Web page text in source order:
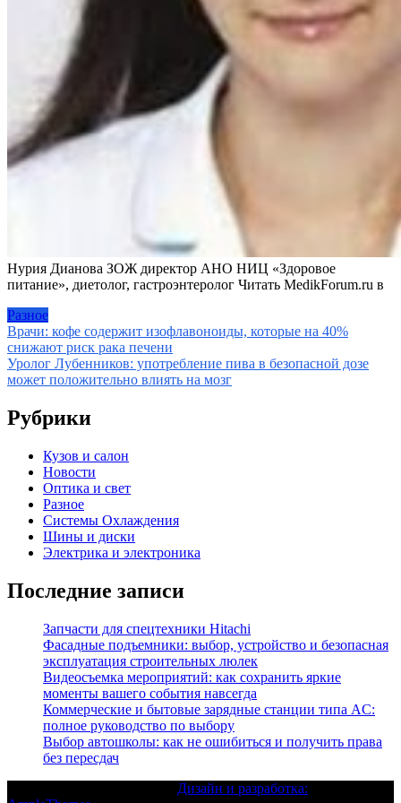
Нурия Дианова ЗОЖ директор АНО НИЦ «Здоровое
питание», диетолог, гастроэнтеролог Читать MedikForum.ru в
Разное
Навигация
по
записям
Врачи: кофе содержит изофлавоноиды, которые на 40%
снижают риск рака печени
Уролог Лубенников: употребление пива в безопасной дозе
может положительно влиять на мозг
Рубрики
Кузов и салон
Новости
Оптика и свет
Разное
Системы Охлаждения
Шины и диски
Электрика и электроника
Последние записи
Запчасти для спецтехники Hitachi
Фасадные подъемники: выбор, устройство и безопасная
эксплуатация строительных люлек
Видеосъемка мероприятий: как сохранить яркие
моменты вашего события навсегда
Коммерческие и бытовые зарядные станции типа AC:
полное руководство по выбору
Выбор автошколы: как не ошибиться и получить права
без пересдач
Дизайн и разработка: